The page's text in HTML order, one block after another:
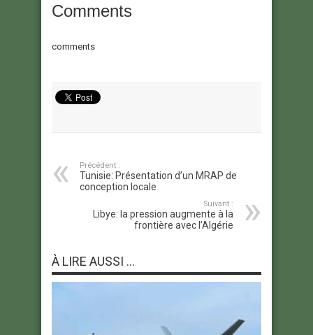
Comments
comments
Précédent :
Tunisie: Présentation d’un MRAP de
conception locale
Suivant :
Libye: la pression augmente à la
frontière avec l’Algérie
À LIRE AUSSI ...